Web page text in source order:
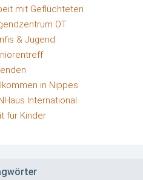
mit Geflüchteten
OT
& Jugend
in Nippes
International
für Kinder